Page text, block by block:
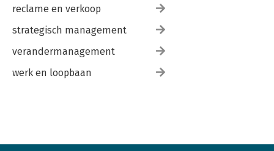
reclame en verkoop
strategisch management
verandermanagement
werk en loopbaan